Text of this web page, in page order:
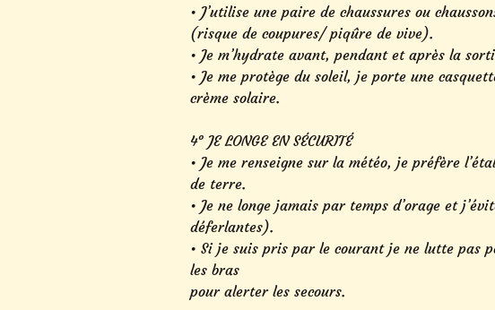
• J’utilise une paire de chaussures ou
(risque de coupures/ piqûre de vive).
• Je m’hydrate avant, pendant et après la
• Je me protège du soleil, je porte une
crème solaire.
4° JE LONGE EN SÉCURITÉ
• Je me renseigne sur la météo, je préfère
de terre.
• Je ne longe jamais par temps d’orage et
déferlantes).
• Si je suis pris par le courant je ne lutte pas
les bras
pour alerter les secours.